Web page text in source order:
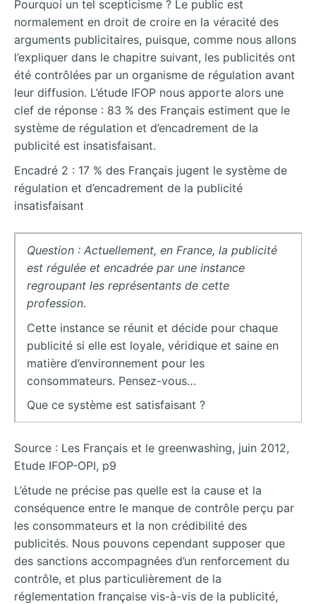
Pourquoi un tel scepticisme ? Le public est
normalement en droit de croire en la véracité des
arguments publicitaires, puisque, comme nous allons
l’expliquer dans le chapitre suivant, les publicités ont
été contrôlées par un organisme de régulation avant
leur diffusion. L’étude IFOP nous apporte alors une
clef de réponse : 83 % des Français estiment que le
système de régulation et d’encadrement de la
publicité est insatisfaisant.
Encadré 2 : 17 % des Français jugent le système de
régulation et d’encadrement de la publicité
insatisfaisant
Question : Actuellement, en France, la publicité
est régulée et encadrée par une instance
regroupant les représentants de cette
profession.
Cette instance se réunit et décide pour chaque
publicité si elle est loyale, véridique et saine en
matière d’environnement pour les
consommateurs. Pensez-vous…
Que ce système est satisfaisant ?
Source : Les Français et le greenwashing, juin 2012,
Etude IFOP-OPI, p9
L’étude ne précise pas quelle est la cause et la
conséquence entre le manque de contrôle perçu par
les consommateurs et la non crédibilité des
publicités. Nous pouvons cependant supposer que
des sanctions accompagnées d’un renforcement du
contrôle, et plus particulièrement de la
réglementation française vis-à-vis de la publicité,